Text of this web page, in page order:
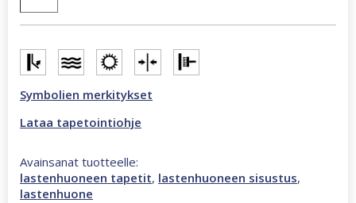
mittapuu
monivärinen
45874
määrä
Symbolien merkitykset
Lataa tapetointiohje
Avainsanat tuotteelle:
lastenhuoneen tapetit, lastenhuoneen sisustus,
lastenhuone